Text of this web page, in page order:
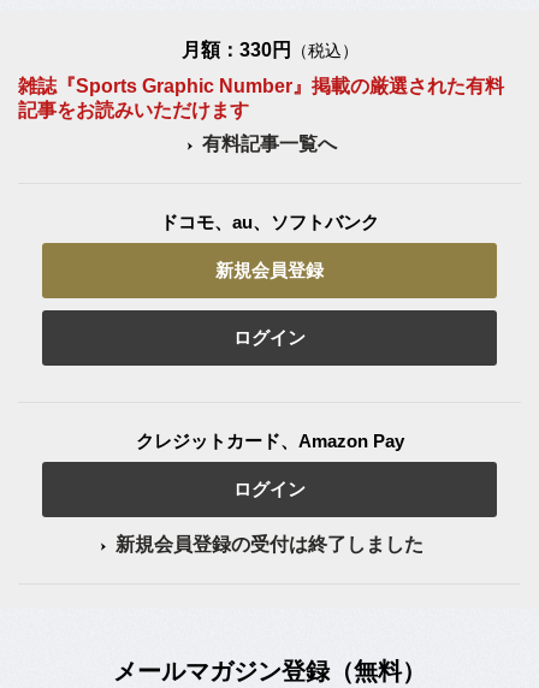
月額：330円 （税込）
雑誌『Sports Graphic Number』掲載の厳選された有料
記事をお読みいただけます
有料記事一覧へ
ドコモ、au、ソフトバンク
新規会員登録
ログイン
クレジットカード、Amazon Pay
ログイン
新規会員登録の受付は終了しました
メールマガジン登録（無料）